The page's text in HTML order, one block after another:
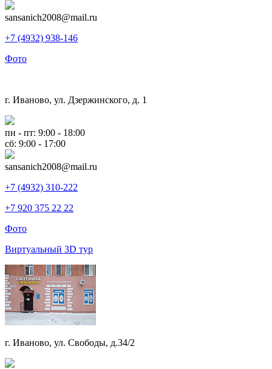
sansanich2008@mail.ru
+7 (4932) 938-146
Фото
г. Иваново, ул. Дзержинского, д. 1
пн - пт: 9:00 - 18:00
сб: 9:00 - 17:00
sansanich2008@mail.ru
+7 (4932) 310-222
+7 920 375 22 22
Фото
Виртуальный 3D тур
г. Иваново, ул. Свободы, д.34/2